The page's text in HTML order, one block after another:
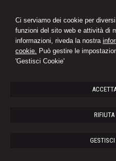
Ci serviamo dei cookie per
funzioni del sito web e attività di
informazioni, riveda la nostra
cookie. Può gestire le
'Gestisci Cookie'